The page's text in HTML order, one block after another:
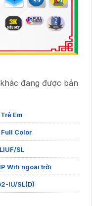
đang được bán
Em
Color
SL
Wifi ngoài trời
IU/SL(D)